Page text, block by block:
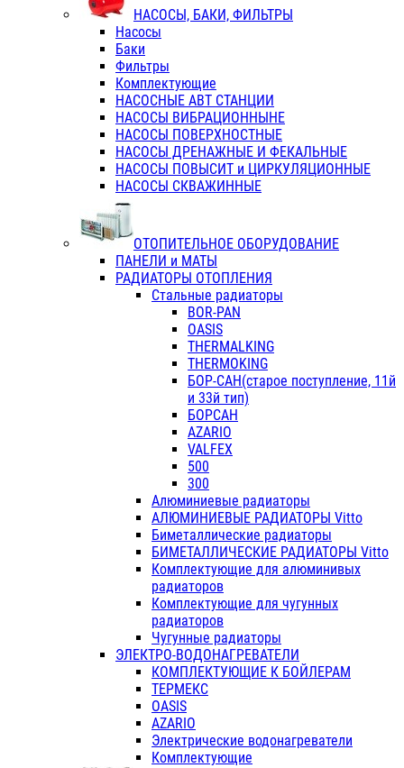
НАСОСЫ, БАКИ, ФИЛЬТРЫ
Насосы
Баки
Фильтры
Комплектующие
НАСОСНЫЕ АВТ СТАНЦИИ
НАСОСЫ ВИБРАЦИОННЫНЕ
НАСОСЫ ПОВЕРХНОСТНЫЕ
НАСОСЫ ДРЕНАЖНЫЕ И ФЕКАЛЬНЫЕ
НАСОСЫ ПОВЫСИТ и ЦИРКУЛЯЦИОННЫЕ
НАСОСЫ СКВАЖИННЫЕ
ОТОПИТЕЛЬНОЕ ОБОРУДОВАНИЕ
ПАНЕЛИ и МАТЫ
РАДИАТОРЫ ОТОПЛЕНИЯ
Стальные радиаторы
BOR-PAN
OASIS
THERMALKING
THERMOKING
БОР-САН(старое поступление, 11й
и 33й тип)
БОРСАН
AZARIO
VALFEX
500
300
Алюминиевые радиаторы
АЛЮМИНИЕВЫЕ РАДИАТОРЫ Vitto
Биметаллические радиаторы
БИМЕТАЛЛИЧЕСКИЕ РАДИАТОРЫ Vitto
Комплектующие для алюминивых
радиаторов
Комплектующие для чугунных
радиаторов
Чугунные радиаторы
ЭЛЕКТРО-ВОДОНАГРЕВАТЕЛИ
КОМПЛЕКТУЮЩИЕ К БОЙЛЕРАМ
ТЕРМЕКС
OASIS
AZARIO
Электрические водонагреватели
Комплектующие